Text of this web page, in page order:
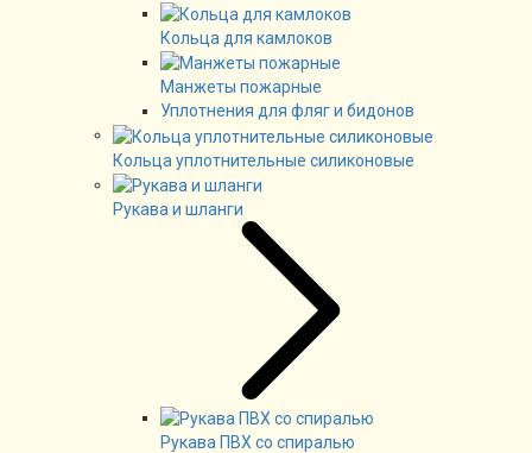
Кольца для камлоков
Манжеты пожарные
Уплотнения для фляг и бидонов
Кольца уплотнительные силиконовые
Рукава и шланги
Рукава ПВХ со спиралью